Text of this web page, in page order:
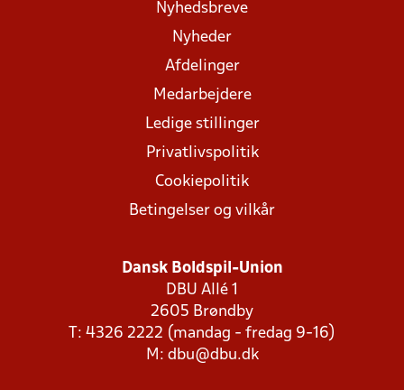
Nyhedsbreve
Nyheder
Afdelinger
Medarbejdere
Ledige stillinger
Privatlivspolitik
Cookiepolitik
Betingelser og vilkår
Dansk Boldspil-Union
DBU Allé 1
2605 Brøndby
T: 4326 2222 (mandag - fredag 9-16)
M: dbu@dbu.dk